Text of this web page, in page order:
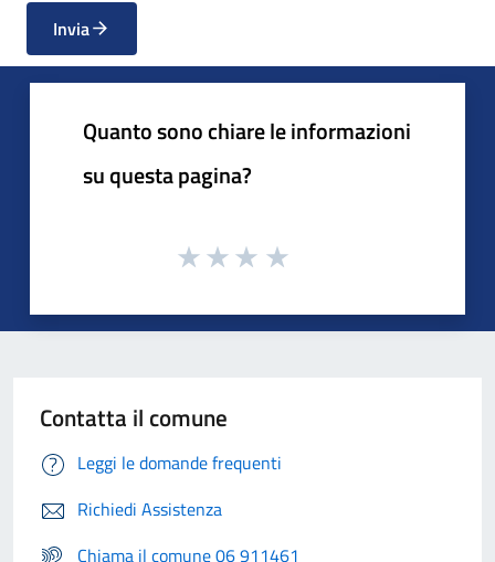
Invia
Quanto sono chiare le informazioni
su questa pagina?
Contatta il comune
Leggi le domande frequenti
Richiedi Assistenza
Chiama il comune 06 911461